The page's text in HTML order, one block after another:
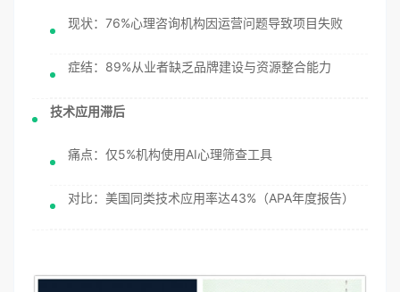
现状：76%心理咨询机构因运营问题导致项目失败
症结：89%从业者缺乏品牌建设与资源整合能力
技术应用滞后
痛点：仅5%机构使用AI心理筛查工具
对比：美国同类技术应用率达43%（APA年度报告）